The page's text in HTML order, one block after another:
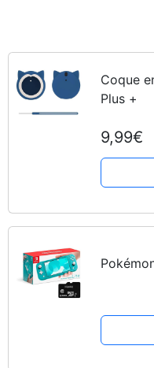
Coque
Plus +
9,99€